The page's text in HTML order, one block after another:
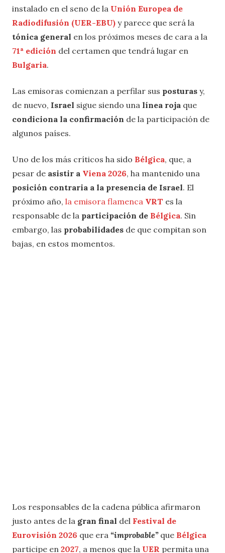
instalado en el seno de la Unión Europea de
Radiodifusión (UER-EBU) y parece que será la
tónica general en los próximos meses de cara a la
71ª edición del certamen que tendrá lugar en
Bulgaria.
Las emisoras comienzan a perfilar sus posturas y,
de nuevo, Israel sigue siendo una línea roja que
condiciona la confirmación de la participación de
algunos países.
Uno de los más críticos ha sido Bélgica, que, a
pesar de asistir a Viena 2026, ha mantenido una
posición contraria a la presencia de Israel. El
próximo año, la emisora flamenca VRT es la
responsable de la participación de Bélgica. Sin
embargo, las probabilidades de que compitan son
bajas, en estos momentos.
Los responsables de la cadena pública afirmaron
justo antes de la gran final del Festival de
Eurovisión 2026 que era “improbable”que Bélgica
participe en 2027, a menos que la UER permita una